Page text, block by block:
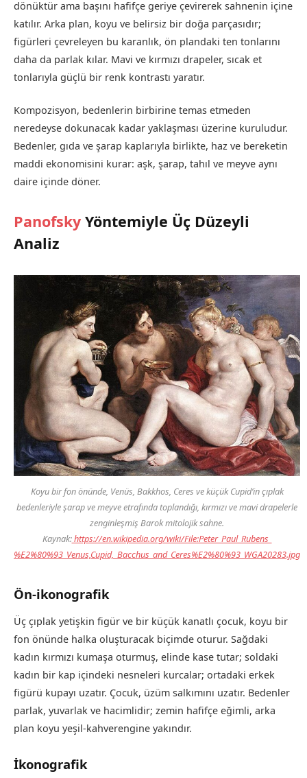
dönüktür ama başını hafifçe geriye çevirerek sahnenin içine
katılır. Arka plan, koyu ve belirsiz bir doğa parçasıdır;
figürleri çevreleyen bu karanlık, ön plandaki ten tonlarını
daha da parlak kılar. Mavi ve kırmızı drapeler, sıcak et
tonlarıyla güçlü bir renk kontrastı yaratır.
Kompozisyon, bedenlerin birbirine temas etmeden
neredeyse dokunacak kadar yaklaşması üzerine kuruludur.
Bedenler, gıda ve şarap kaplarıyla birlikte, haz ve bereketin
maddi ekonomisini kurar: aşk, şarap, tahıl ve meyve aynı
daire içinde döner.
Panofsky Yöntemiyle Üç Düzeyli
Analiz
Koyu bir fon önünde, Venüs, Bakkhos, Ceres ve küçük Cupid’in çıplak
bedenleriyle şarap ve meyve etrafında toplandığı, kırmızı ve mavi drapelerle
zenginleşmiş Barok mitolojik sahne.
Kaynak:https://en.wikipedia.org/wiki/File:Peter_Paul_Rubens_
%E2%80%93_Venus,Cupid,_Bacchus_and_Ceres%E2%80%93_WGA20283.jpg
Ön-ikonografik
Üç çıplak yetişkin figür ve bir küçük kanatlı çocuk, koyu bir
fon önünde halka oluşturacak biçimde oturur. Sağdaki
kadın kırmızı kumaşa oturmuş, elinde kase tutar; soldaki
kadın bir kap içindeki nesneleri kurcalar; ortadaki erkek
figürü kupayı uzatır. Çocuk, üzüm salkımını uzatır. Bedenler
parlak, yuvarlak ve hacimlidir; zemin hafifçe eğimli, arka
plan koyu yeşil-kahverengine yakındır.
İkonografik